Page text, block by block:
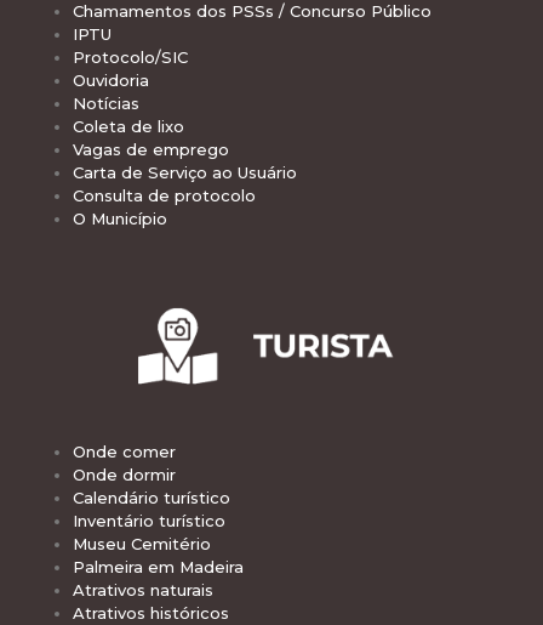
Chamamentos dos PSSs / Concurso Público
IPTU
Protocolo/SIC
Ouvidoria
Notícias
Coleta de lixo
Vagas de emprego
Carta de Serviço ao Usuário
Consulta de protocolo
O Município
Onde comer
Onde dormir
Calendário turístico
Inventário turístico
Museu Cemitério
Palmeira em Madeira
Atrativos naturais
Atrativos históricos